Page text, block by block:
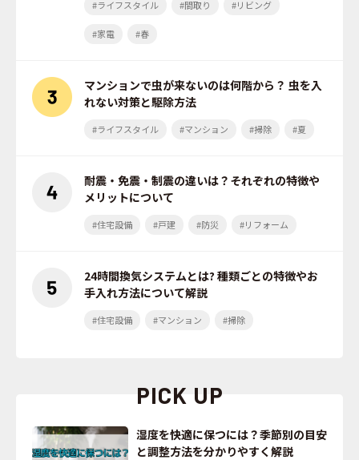
#ライフスタイル #間取り #リビング
#家電 #春
マンションで虫が来ないのは何階から？ 虫を入
れない対策と駆除方法
#ライフスタイル #マンション #掃除 #夏
耐震・免震・制震の違いは？それぞれの特徴や
メリットについて
#住宅設備 #戸建 #防災 #リフォーム
24時間換気システムとは? 種類ごとの特徴やお
手入れ方法について解説
#住宅設備 #マンション #掃除
PICK UP
湿度を快適に保つには？季節別の目安
と調整方法を分かりやすく解説